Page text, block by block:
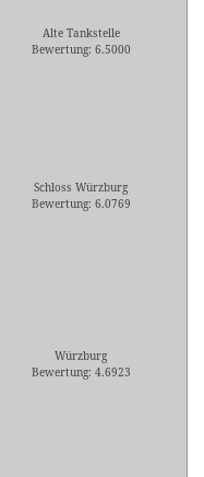
Alte Tankstelle
Bewertung: 6.5000
Schloss Würzburg
Bewertung: 6.0769
Würzburg
Bewertung: 4.6923